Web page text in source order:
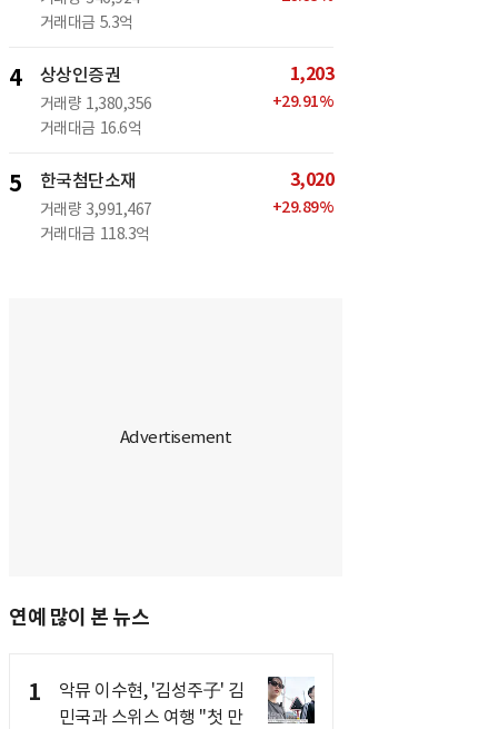
거래대금 5.3억
4 상상인증권
거래량 1,380,356
거래대금 16.6억
1,203
+29.91%
5 한국첨단소재
거래량 3,991,467
거래대금 118.3억
3,020
+29.89%
연예 많이 본 뉴스
1
악뮤 이수현, '김성주子' 김
민국과 스위스 여행 "첫 만